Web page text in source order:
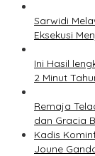
Sarwidi
Eksekusi
Ini Hasil
2 Minut
Remaja
dan Gracia
Kadis
Joune